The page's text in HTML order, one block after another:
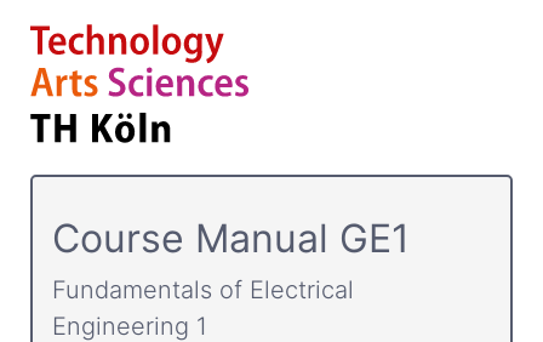
Course­ Manual GE1
Fundamentals of Electrical
Engineering 1